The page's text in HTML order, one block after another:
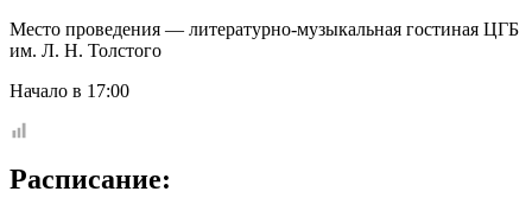
Место проведения — литературно-музыкальная гостиная ЦГБ
им. Л. Н. Толстого
Начало в 17:00
Расписание: